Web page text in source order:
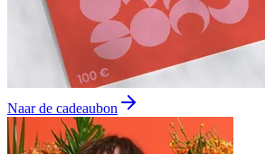
Naar de cadeaubon